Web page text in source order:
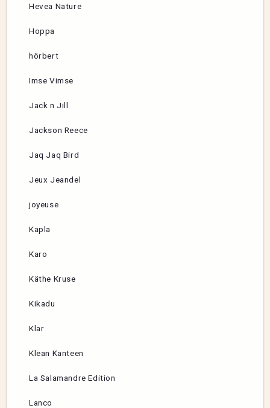
Hevea Nature
Hoppa
hörbert
Imse Vimse
Jack n Jill
Jackson Reece
Jaq Jaq Bird
Jeux Jeandel
joyeuse
Kapla
Karo
Käthe Kruse
Kikadu
Klar
Klean Kanteen
La Salamandre Edition
Lanco